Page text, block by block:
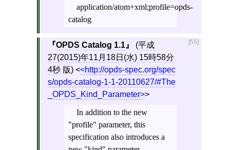
application/atom+xml;profile=opds-
catalog
[55]
OPDS Catalog 1.1 (平成
27(2015)年11月18日(水) 15時58分
4秒版) < http://opds-spec.org/spec
s/opds-catalog-1-1-20110627/#The
_OPDS_Kind_Parameter >
In addition to the new
"profile" parameter, this
specification also introduces a